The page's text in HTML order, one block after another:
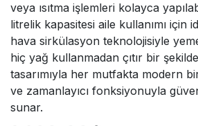
veya ısıtma işlemleri kolayca
litrelik kapasitesi aile kullanımı için
hava sirkülasyon teknolojisiyle
hiç yağ kullanmadan çıtır bir
tasarımıyla her mutfakta modern
ve zamanlayıcı fonksiyonuyla
sunar.